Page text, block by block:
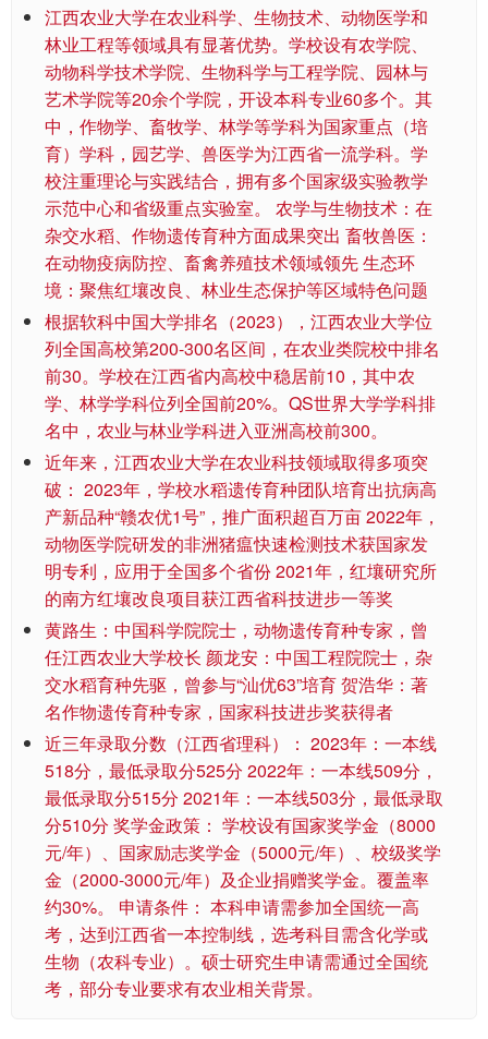
江西农业大学在农业科学、生物技术、动物医学和
林业工程等领域具有显著优势。学校设有农学院、
动物科学技术学院、生物科学与工程学院、园林与
艺术学院等20余个学院，开设本科专业60多个。其
中，作物学、畜牧学、林学等学科为国家重点（培
育）学科，园艺学、兽医学为江西省一流学科。学
校注重理论与实践结合，拥有多个国家级实验教学
示范中心和省级重点实验室。 农学与生物技术：在
杂交水稻、作物遗传育种方面成果突出 畜牧兽医：
在动物疫病防控、畜禽养殖技术领域领先 生态环
境：聚焦红壤改良、林业生态保护等区域特色问题
根据软科中国大学排名（2023），江西农业大学位
列全国高校第200-300名区间，在农业类院校中排名
前30。学校在江西省内高校中稳居前10，其中农
学、林学学科位列全国前20%。QS世界大学学科排
名中，农业与林业学科进入亚洲高校前300。
近年来，江西农业大学在农业科技领域取得多项突
破： 2023年，学校水稻遗传育种团队培育出抗病高
产新品种“赣农优1号”，推广面积超百万亩 2022年，
动物医学院研发的非洲猪瘟快速检测技术获国家发
明专利，应用于全国多个省份 2021年，红壤研究所
的南方红壤改良项目获江西省科技进步一等奖
黄路生：中国科学院院士，动物遗传育种专家，曾
任江西农业大学校长 颜龙安：中国工程院院士，杂
交水稻育种先驱，曾参与“汕优63”培育 贺浩华：著
名作物遗传育种专家，国家科技进步奖获得者
近三年录取分数（江西省理科）： 2023年：一本线
518分，最低录取分525分 2022年：一本线509分，
最低录取分515分 2021年：一本线503分，最低录取
分510分 奖学金政策： 学校设有国家奖学金（8000
元/年）、国家励志奖学金（5000元/年）、校级奖学
金（2000-3000元/年）及企业捐赠奖学金。覆盖率
约30%。 申请条件： 本科申请需参加全国统一高
考，达到江西省一本控制线，选考科目需含化学或
生物（农科专业）。硕士研究生申请需通过全国统
考，部分专业要求有农业相关背景。